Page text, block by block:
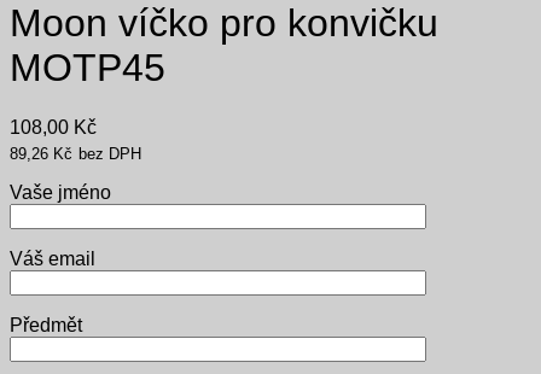
Moon víčko pro konvičku
MOTP45
108,00 Kč
89,26 Kč bez DPH
Vaše jméno
Váš email
Předmět